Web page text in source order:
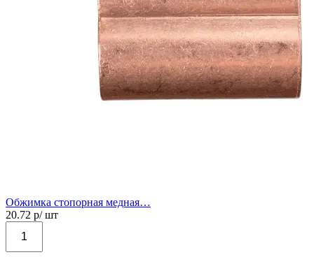
Обжимка стопорная медная…
20.72 р/ шт